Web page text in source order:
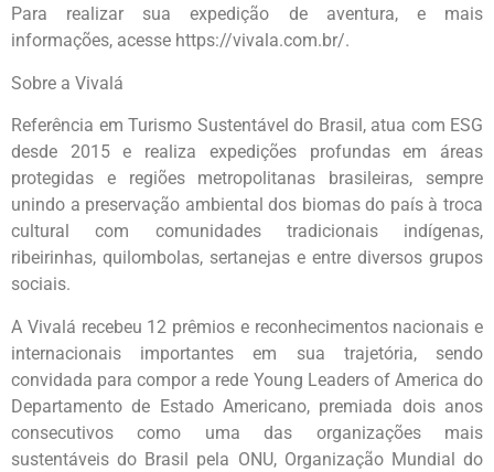
Para realizar sua expedição de aventura, e mais
informações, acesse https://vivala.com.br/.
Sobre a Vivalá
Referência em Turismo Sustentável do Brasil, atua com ESG
desde 2015 e realiza expedições profundas em áreas
protegidas e regiões metropolitanas brasileiras, sempre
unindo a preservação ambiental dos biomas do país à troca
cultural com comunidades tradicionais indígenas,
ribeirinhas, quilombolas, sertanejas e entre diversos grupos
sociais.
A Vivalá recebeu 12 prêmios e reconhecimentos nacionais e
internacionais importantes em sua trajetória, sendo
convidada para compor a rede Young Leaders of America do
Departamento de Estado Americano, premiada dois anos
consecutivos como uma das organizações mais
sustentáveis do Brasil pela ONU, Organização Mundial do